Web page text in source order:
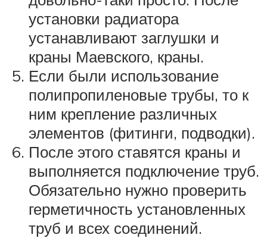
установки радиатора
устанавливают заглушки и
краны Маевского, краны.
Если были использование
полипропиленовые трубы, то к
ним крепление различных
элементов (фитинги, подводки).
После этого ставятся краны и
выполняется подключение труб.
Обязательно нужно проверить
герметичность установленных
труб и всех соединений.